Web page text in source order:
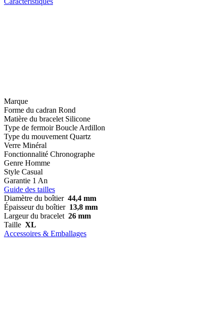
Marque
Forme du cadran Rond
Matière du bracelet Silicone
Type de fermoir Boucle Ardillon
Type du mouvement Quartz
Verre Minéral
Fonctionnalité Chronographe
Genre Homme
Style Casual
Garantie 1 An
Guide des tailles
Diamètre du boîtier 44,4 mm
Épaisseur du boîtier 13,8 mm
Largeur du bracelet 26 mm
Taille XL
Accessoires & Emballages